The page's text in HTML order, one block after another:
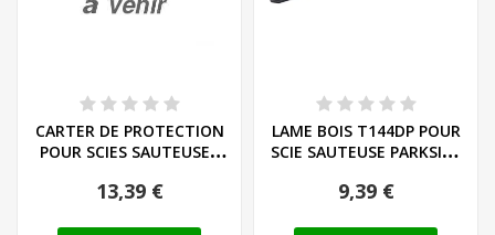
CARTER DE PROTECTION
POUR SCIES SAUTEUSES
13,39 €
LAME BOIS T144DP POUR
SCIE SAUTEUSE PARKSIDE
9,39 €